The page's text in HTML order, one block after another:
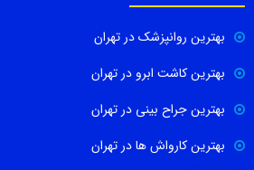
بهترین روانپزشک در تهران
بهترین کاشت ابرو در تهران
بهترین جراح بینی در تهران
بهترین کارواش ها در تهران